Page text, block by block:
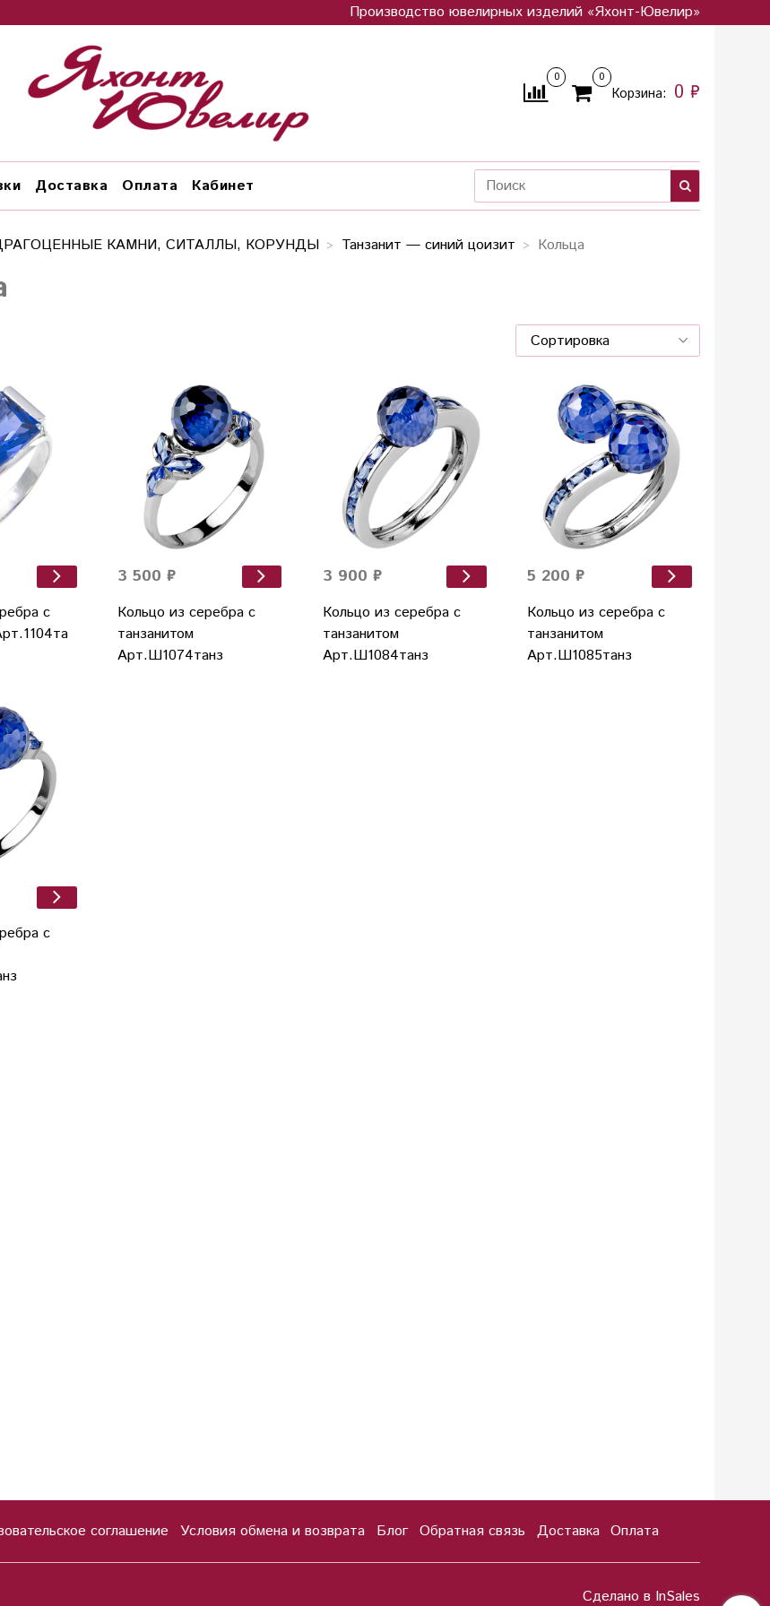
Производство ювелирных изделий «Яхонт-Ювелир»
0 0
Корзина: 0 ₽
Доставка Оплата Кабинет
КАМНИ, СИТАЛЛЫ, КОРУНДЫ Танзанит — синий цоизит Кольца
с
3 500 ₽
Кольцо из серебра с
танзанитом
Арт.Ш1074танз
3 900 ₽
Кольцо из серебра с
танзанитом
Арт.Ш1084танз
5 200 ₽
Кольцо из серебра с
танзанитом
Арт.Ш1085танз
с
соглашение Условия обмена и возврата Блог Обратная связь Доставка Оплата
Сделано в InSales